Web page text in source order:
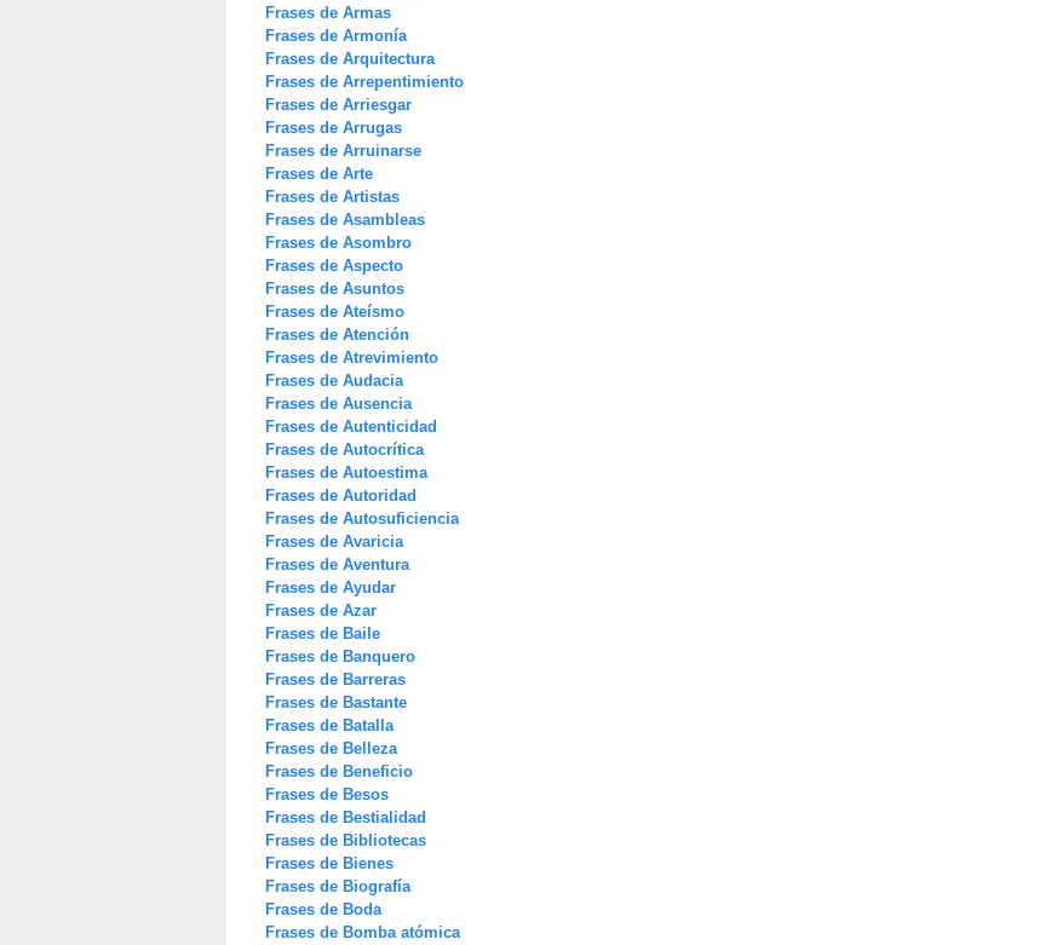
Frases de Armas
Frases de Armonía
Frases de Arquitectura
Frases de Arrepentimiento
Frases de Arriesgar
Frases de Arrugas
Frases de Arruinarse
Frases de Arte
Frases de Artistas
Frases de Asambleas
Frases de Asombro
Frases de Aspecto
Frases de Asuntos
Frases de Ateísmo
Frases de Atención
Frases de Atrevimiento
Frases de Audacia
Frases de Ausencia
Frases de Autenticidad
Frases de Autocrítica
Frases de Autoestima
Frases de Autoridad
Frases de Autosuficiencia
Frases de Avaricia
Frases de Aventura
Frases de Ayudar
Frases de Azar
Frases de Baile
Frases de Banquero
Frases de Barreras
Frases de Bastante
Frases de Batalla
Frases de Belleza
Frases de Beneficio
Frases de Besos
Frases de Bestialidad
Frases de Bibliotecas
Frases de Bienes
Frases de Biografía
Frases de Boda
Frases de Bomba atómica